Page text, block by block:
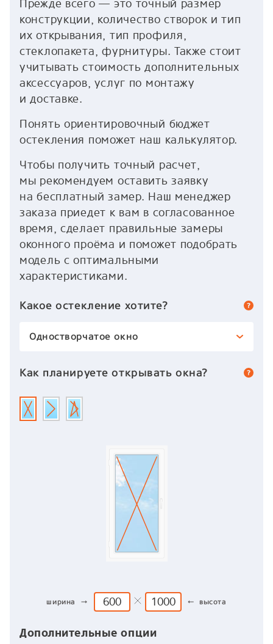
Прежде всего — это точный размер
конструкции, количество створок и тип
их открывания, тип профиля,
стеклопакета, фурнитуры. Также стоит
учитывать стоимость дополнительных
аксессуаров, услуг по монтажу
и доставке.
Понять ориентировочный бюджет
остекления поможет наш калькулятор.
Чтобы получить точный расчет,
мы рекомендуем оставить заявку
на бесплатный замер. Наш менеджер
заказа приедет к вам в согласованное
время, сделает правильные замеры
оконного проёма и поможет подобрать
модель с оптимальными
характеристиками.
Какое остекление хотите?
Одностворчатое окно
Как планируете открывать окна?
ширина → ← высота
Дополнительные опции